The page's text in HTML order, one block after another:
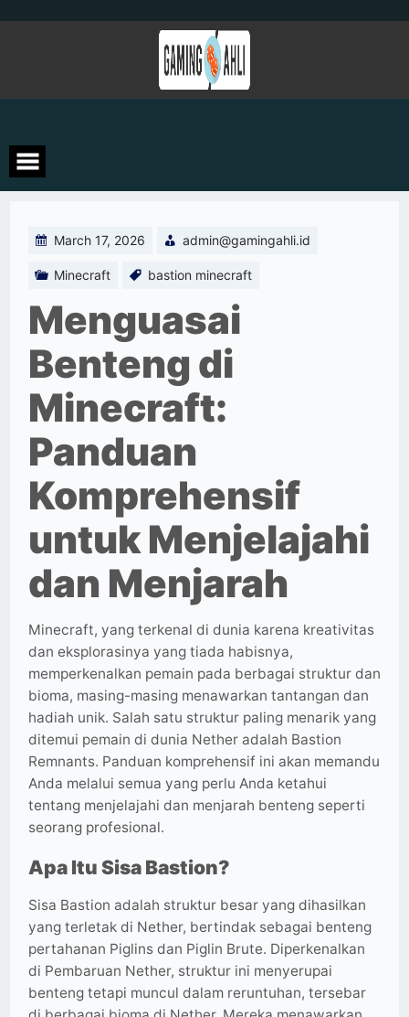
to
March 17, 2026 admin@gamingahli.id
Minecraft bastion minecraft
Menguasai
Benteng di
Minecraft:
Panduan
Komprehensif
untuk Menjelajahi
dan Menjarah
Minecraft, yang terkenal di dunia karena kreativitas
dan eksplorasinya yang tiada habisnya,
memperkenalkan pemain pada berbagai struktur dan
bioma, masing-masing menawarkan tantangan dan
hadiah unik. Salah satu struktur paling menarik yang
ditemui pemain di dunia Nether adalah Bastion
Remnants. Panduan komprehensif ini akan memandu
Anda melalui semua yang perlu Anda ketahui
tentang menjelajahi dan menjarah benteng seperti
seorang profesional.
Apa Itu Sisa Bastion?
Sisa Bastion adalah struktur besar yang dihasilkan
yang terletak di Nether, bertindak sebagai benteng
pertahanan Piglins dan Piglin Brute. Diperkenalkan
di Pembaruan Nether, struktur ini menyerupai
benteng tetapi muncul dalam reruntuhan, tersebar